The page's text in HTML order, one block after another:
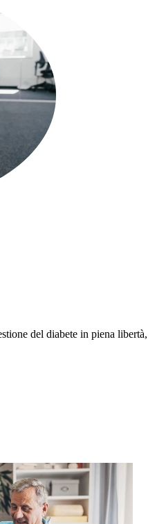
del diabete in piena libertà,